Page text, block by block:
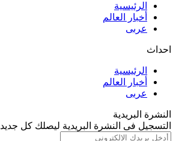
الرئيسية
أخبار العالم
عربى
احداث
الرئيسية
أخبار العالم
عربى
النشرة البريدية
التسجيل فى النشرة البريدية ليصلك كل جديد
أدخل